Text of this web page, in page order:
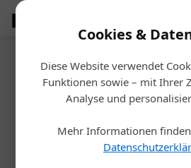
Cookies &
Diese Website verwendet
Funktionen sowie – mit Ihrer
Analyse und
Mehr Informationen
Startseite/
Hebetechnik
Akku-Kettenzug
bis zu einer